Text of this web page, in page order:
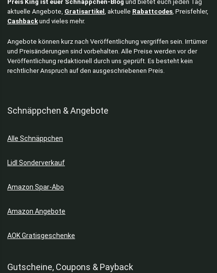
Preis King ist euer Schnäppchen-Blog und bietet euch jeden Tag
aktuelle Angebote, Gratisartikel , aktuelle Rabattcodes, Preisfehler,
Cashbackund vieles mehr.
Angebote können kurz nach Veröffentlichung vergriffen sein. Irrtümer
und Preisänderungen sind vorbehalten. Alle Preise werden vor der
Veröffentlichung redaktionell durch uns geprüft. Es besteht kein
rechtlicher Anspruch auf den ausgeschriebenen Preis.
Schnäppchen & Angebote
Alle Schnäppchen
Lidl Sonderverkauf
Amazon Spar-Abo
Amazon Angebote
AOK Gratisgeschenke
Gutscheine, Coupons & Payback